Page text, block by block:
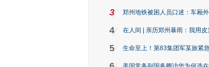
3 郑州地铁被困人员口述：车厢
4 在人间 | 亲历郑州暴雨：我用
5 生命至上！第83集团军某旅紧